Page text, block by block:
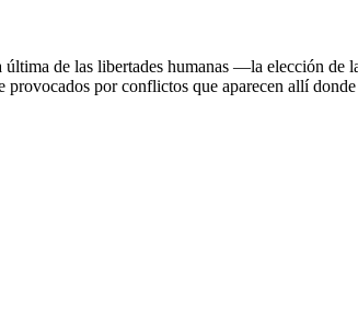
última de las libertades humanas —la elección
provocados por conflictos que aparecen allí